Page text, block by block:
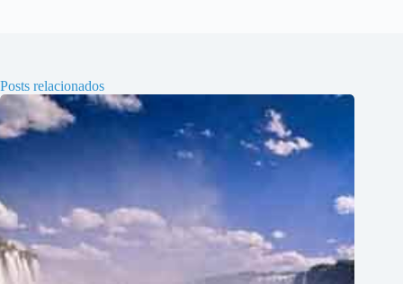
Posts relacionados